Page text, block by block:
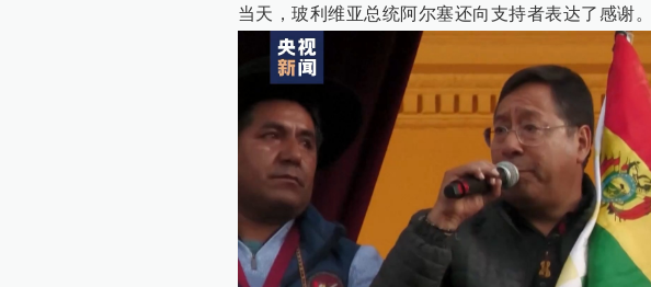
当天，玻利维亚总统阿尔塞还向支持者表达了感谢。